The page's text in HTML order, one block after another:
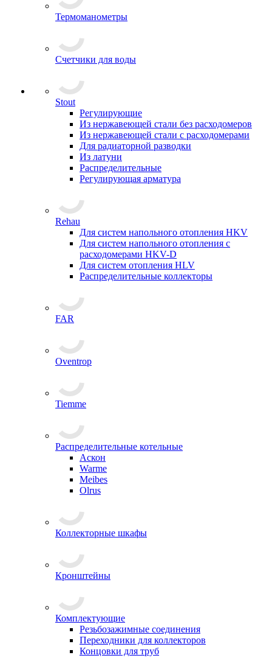
Термоманометры
Счетчики для воды
Stout
Регулирующие
Из нержавеющей стали без расходомеров
Из нержавеющей стали с расходомерами
Для радиаторной разводки
Из латуни
Распределительные
Регулирующая арматура
Rehau
Для систем напольного отопления HKV
Для систем напольного отопления с
расходомерами HKV-D
Для систем отопления HLV
Распределительные коллекторы
FAR
Oventrop
Tiemme
Распределительные котельные
Аскон
Warme
Meibes
Olrus
Коллекторные шкафы
Кронштейны
Комплектующие
Резьбозажимные соединения
Переходники для коллекторов
Концовки для труб